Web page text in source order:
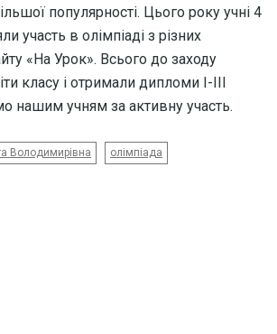
популярності. Цього року учні 4
участь в олімпіаді з різних
«На Урок». Всього до заходу
класу і отримали дипломи І-ІІІ
нашим учням за активну участь.
Володимирівна олімпіада